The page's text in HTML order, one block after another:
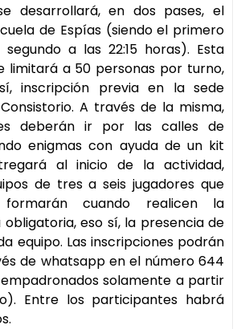
desarrollará, en dos pases, el
de Espías (siendo el primero
a las 22:15 horas). Esta
limitará a 50 personas por turno,
inscripción previa en la sede
A través de la misma,
deberán ir por las calles de
enigmas con ayuda de un kit
al inicio de la actividad,
de tres a seis jugadores que
cuando realicen la
obligatoria, eso sí, la presencia de
equipo. Las inscripciones podrán
de whatsapp en el número 644
solamente a partir
Entre los participantes habrá